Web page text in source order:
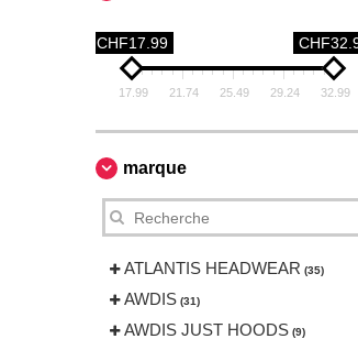
CHF17.99
17.99 21.74 25.49 29.24 32.99
marque
ATLANTIS HEADWEAR (35)
AWDIS (31)
AWDIS JUST HOODS (9)